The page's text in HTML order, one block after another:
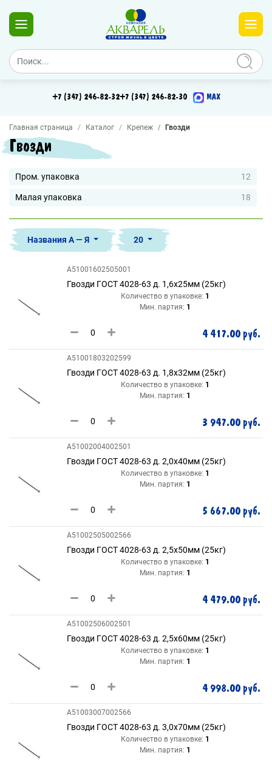
+7 (347) 246-82-32+7 (347) 246-82-30 MAX
Главная страница Каталог Крепеж Гвозди
Гвозди
Пром. упаковка 12
Малая упаковка 18
Названия А — Я 20
A51001602505001
Гвозди ГОСТ 4028-63 д. 1,6х25мм (25кг)
Количество в упаковке: 1
Мин. партия: 1
4 417.00 руб.
A51001803202599
Гвозди ГОСТ 4028-63 д. 1,8х32мм (25кг)
Количество в упаковке: 1
Мин. партия: 1
3 947.00 руб.
A51002004002501
Гвозди ГОСТ 4028-63 д. 2,0х40мм (25кг)
Количество в упаковке: 1
Мин. партия: 1
5 667.00 руб.
A51002505002566
Гвозди ГОСТ 4028-63 д. 2,5х50мм (25кг)
Количество в упаковке: 1
Мин. партия: 1
4 479.00 руб.
A51002506002501
Гвозди ГОСТ 4028-63 д. 2,5х60мм (25кг)
Количество в упаковке: 1
Мин. партия: 1
4 998.00 руб.
A51003007002566
Гвозди ГОСТ 4028-63 д. 3,0х70мм (25кг)
Количество в упаковке: 1
Мин. партия: 1